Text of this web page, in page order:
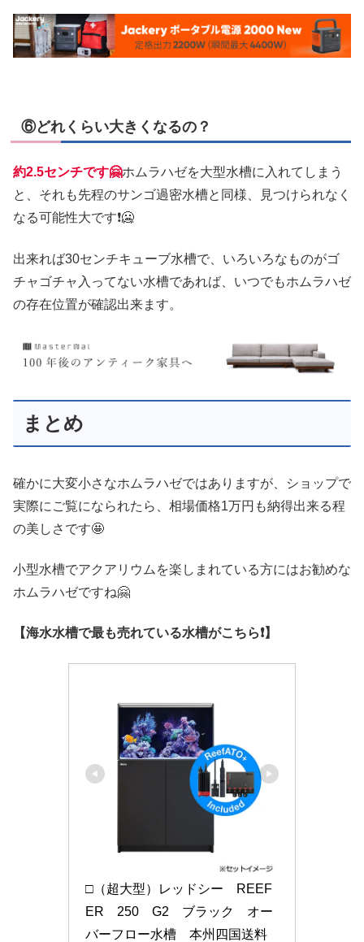
⑥どれくらい大きくなるの？
約2.5センチです🤗ホムラハゼを大型水槽に入れてしまう
と、それも先程のサンゴ過密水槽と同様、見つけられなく
なる可能性大です❗🥶
出来れば30センチキューブ水槽で、いろいろなものがゴ
チャゴチャ入ってない水槽であれば、いつでもホムラハゼ
の存在位置が確認出来ます。
まとめ
確かに大変小さなホムラハゼではありますが、ショップで
実際にご覧になられたら、相場価格1万円も納得出来る程
の美しさです🤩
小型水槽でアクアリウムを楽しまれている方にはお勧めな
ホムラハゼですね🤗
【海水水槽で最も売れている水槽がこちら❗】
□（超大型）レッドシー　REEF
ER　250　G2　ブラック　オー
バーフロー水槽　本州四国送料